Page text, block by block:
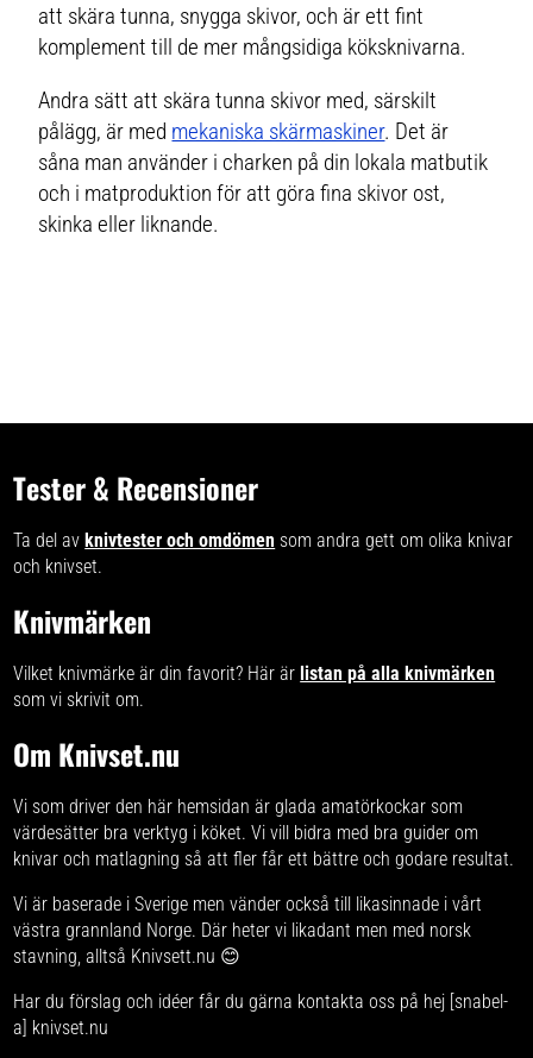
att skära tunna, snygga skivor, och är ett fint
komplement till de mer mångsidiga köksknivarna.
Andra sätt att skära tunna skivor med, särskilt
pålägg, är med mekaniska skärmaskiner. Det är
såna man använder i charken på din lokala matbutik
och i matproduktion för att göra fina skivor ost,
skinka eller liknande.
Tester & Recensioner
Ta del avknivtester och omdömen som andra gett om olika knivar
och knivset.
Knivmärken
Vilket knivmärke är din favorit? Här ärlistan på alla knivmärken
som vi skrivit om.
Om Knivset.nu
Vi som driver den här hemsidan är glada amatörkockar som
värdesätter bra verktyg i köket. Vi vill bidra med bra guider om
knivar och matlagning så att fler får ett bättre och godare resultat.
Vi är baserade i Sverige men vänder också till likasinnade i vårt
västra grannland Norge. Där heter vi likadant men med norsk
stavning, alltså Knivsett.nu 😊
Har du förslag och idéer får du gärna kontakta oss på hej [snabel-
a] knivset.nu